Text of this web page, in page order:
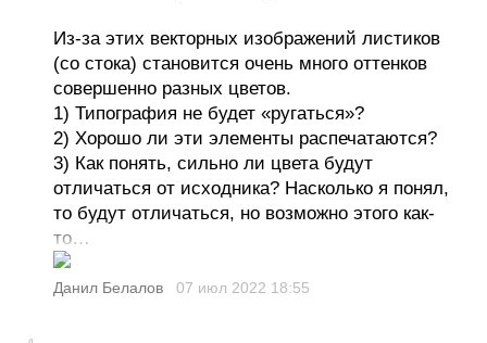
Из-за этих векторных изображений листиков
(со стока) становится очень много оттенков
совершенно разных цветов.
1) Типография не будет «ругаться»?
2) Хорошо ли эти элементы распечатаются?
3) Как понять, сильно ли цвета будут
отличаться от исходника? Насколько я понял,
то будут отличаться, но возможно этого как-
то…
Данил Белалов 07 июл 2022 18:55